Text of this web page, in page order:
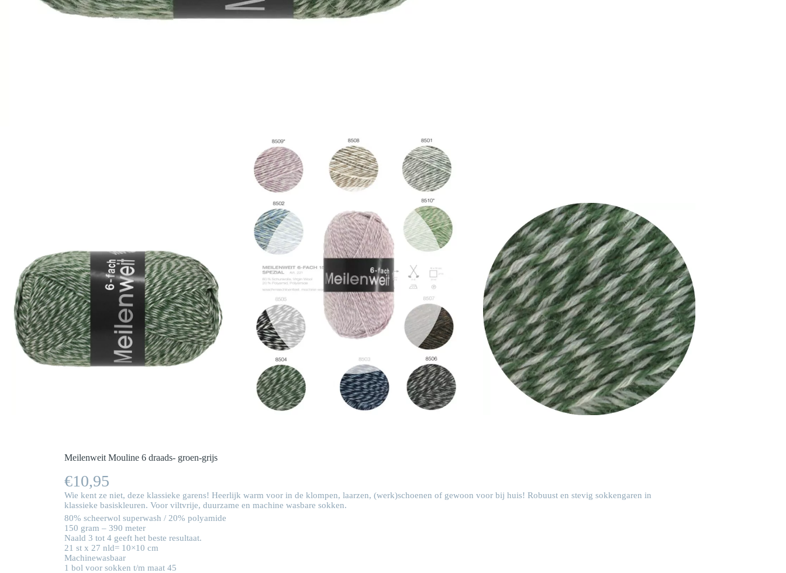
Meilenweit Mouline 6 draads- groen-grijs
€10,95
Wie kent ze niet, deze klassieke garens! Heerlijk warm voor in de klompen, laarzen, (werk)schoenen of gewoon voor bij huis! Robuust en stevig sokkengaren in
klassieke basiskleuren. Voor viltvrije, duurzame en machine wasbare sokken.
80% scheerwol superwash / 20% polyamide
150 gram – 390 meter
Naald 3 tot 4 geeft het beste resultaat.
21 st x 27 nld= 10×10 cm
Machinewasbaar
1 bol voor sokken t/m maat 45